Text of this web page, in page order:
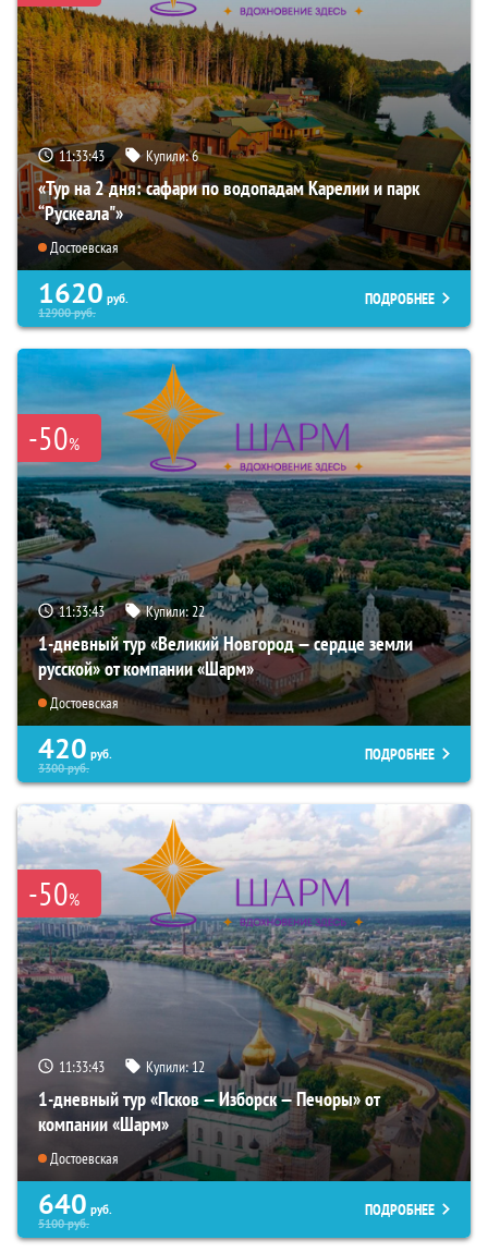
11:33:42 Купили:6
«Тур на 2 дня: сафари по водопадам Карелии и парк
“Рускеала"»
Достоевская
1620 руб.
12900руб.
ПОДРОБНЕЕ
-50%
11:33:42 Купили:22
1-дневный тур «Великий Новгород — сердце земли
русской» от компании «Шарм»
Достоевская
420 руб.
3300руб.
ПОДРОБНЕЕ
-50%
11:33:42 Купили:12
1-дневный тур «Псков — Изборск — Печоры» от
компании «Шарм»
Достоевская
640 руб.
5100руб.
ПОДРОБНЕЕ